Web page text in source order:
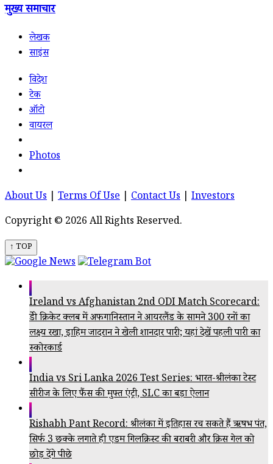
मुख्य समाचार
लेखक
साइंस
विदेश
टेक
ऑटो
वायरल
Photos
About Us Terms Of Use Contact Us
Investors
Copyright © 2026 All Rights Reserved.
↑ TOP
Ireland vs Afghanistan 2nd ODI Match Scorecard:
ब्रेडी क्रिकेट क्लब में अफगानिस्तान ने आयरलैंड के सामने 300 रनों का
लक्ष्य रखा, इब्राहिम जादरान ने खेली शानदार पारी; यहां देखें पहली पारी का
स्कोरकार्ड
India vs Sri Lanka 2026 Test Series: भारत-श्रीलंका टेस्ट
सीरीज के लिए फैंस की मुफ्त एंट्री, SLC का बड़ा ऐलान
Rishabh Pant Record: श्रीलंका में इतिहास रच सकते हैं ऋषभ पंत,
सिर्फ 3 छक्के लगाते ही एडम गिलक्रिस्ट की बराबरी और क्रिस गेल को
छोड़ देंगे पीछे